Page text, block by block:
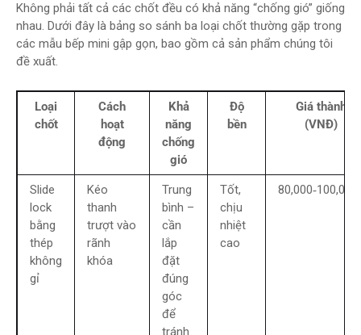
Không phải tất cả các chốt đều có khả năng “chống gió” giống
nhau. Dưới đây là bảng so sánh ba loại chốt thường gặp trong
các mẫu bếp mini gập gọn, bao gồm cả sản phẩm chúng tôi
đề xuất.
Loại
chốt
Cách
hoạt
động
Khả
năng
chống
gió
Độ
bền
Giá thành
(VNĐ)
Slide
lock
bằng
thép
không
gỉ
Kéo
thanh
trượt vào
rãnh
khóa
Trung
bình –
cần
lắp
đặt
đúng
góc
để
tránh
Tốt,
chịu
nhiệt
cao
80,000‑100,000